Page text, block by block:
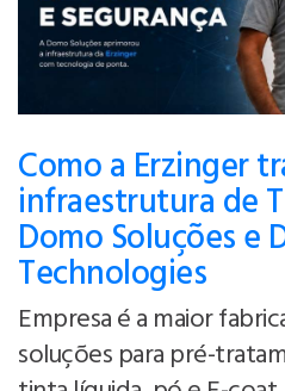
Como a Erzinger
infraestrutura de
Domo Soluções e
Technologies
Empresa é a maior
soluções para pré-